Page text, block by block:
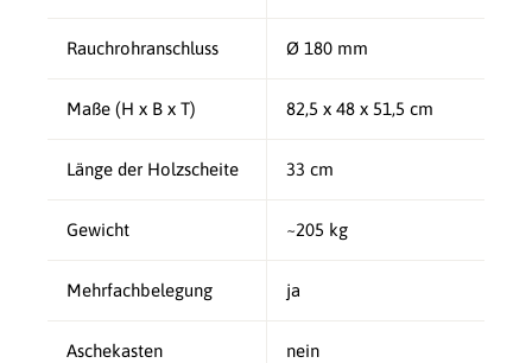
Rauchrohranschluss Ø 180 mm
Maße (H x B x T) 82,5 x 48 x 51,5 cm
Länge der Holzscheite 33 cm
Gewicht ~205 kg
Mehrfachbelegung ja
Aschekasten nein